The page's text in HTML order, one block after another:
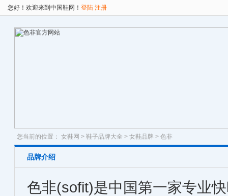
您好！欢迎来到中国鞋网！ 登陆 注册
您当前的位置： 女鞋网 > 鞋子品牌大全 > 女鞋品牌 > 色非
品牌介绍
色非(sofit)是中国第一家专业